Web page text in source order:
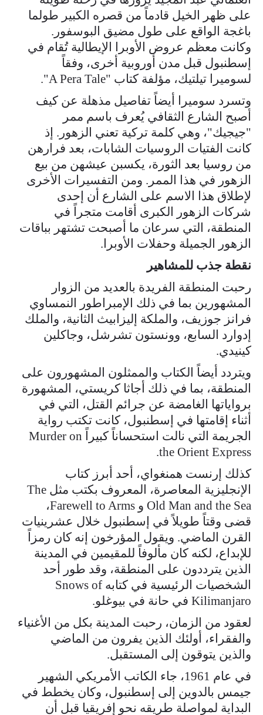
على ظهر الخيل قادماً من قصره الكبير طولما
باغجة الواقع على طول مضيق البوسفور.
وكانت معظم عروض الأوبرا الإيطالية تُقام في
إسطنبول قبل مدن أوروبية أخرى، وفقاً
لسوميرا تيلتيك، مؤلفة كتاب "A Pera Tale".
وتسرد سوميرا أيضاً تفاصيل مذهلة عن كيف
أصبح الشارع الثقافي يُعرف باسم ممر
"جيجيك"، وهي كلمة تركية تعني الزهور. إذ
كانت الفتيات الروسيات الشابات، بعد فرارهن
من روسيا بعد الثورة، يكسبن عيشهن من بيع
الزهور في هذا الممر. ومن التفسيرات الأخرى
لإطلاق هذا الاسم على الشارع أن إحدى
شركات الزهور الكبرى أقامت متجراً في
المنطقة، التي سرعان ما أصبحت تشتهر بباقات
الزهور الجميلة وحفلات الأوبرا.
نقطة جذب للمشاهير
رحبت المنطقة الفريدة بالعديد من الزوار
المشهورين بما في ذلك الإمبراطور النمساوي
فرانز جوزيف، والملكة إليزابيث الثانية، والملك
إدوارد السابع، وونستون تشرشل، وجاكلين
كينيدي.
ويتردد أيضاً الكتاب والممثلون المشهورون على
المنطقة، بما في ذلك أجاثا كريستي، المشهورة
برواياتها الغامضة عن جرائم القتل، التي في
أثناء إقامتها في إسطنبول، كانت تكتب رواية
الجريمة التي نالت استحساناً كبيراً Murder on
the Orient Express.
كذلك إرنست همنغواي، أحد أبرز كتاب
الإنجليزية المعاصرة، المعروف بكتب مثل The
Old Man and the Sea و Farewell to Arms،
قضى وقتاً طويلاً في إسطنبول خلال عشرينيات
القرن الماضي. ويقول المؤرخون إنه كان رمزاً
للإبداع، لكنه كان مألوفاً للمقيمين في المدينة
الذين يترددون على المنطقة، وقد طور أحد
الشخصيات الرئيسية في كتابه Snows of
Kilimanjaro في حانة في بيوغلو.
لعقود من الزمان، رحبت المدينة بكل من الأغنياء
والفقراء، أولئك الذين يفرون من الماضي
والذين يتوقون إلى المستقبل.
في عام 1961، جاء الكاتب الأمريكي الشهير
جيمس بالدوين إلى إسطنبول، وكان يخطط في
البداية لمواصلة طريقه نحو إفريقيا قبل أن